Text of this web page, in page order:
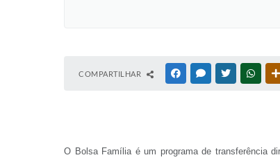
COMPARTILHAR FACEBOOKMESSENGER
TWITTER
O Bolsa Família é um programa de transferência